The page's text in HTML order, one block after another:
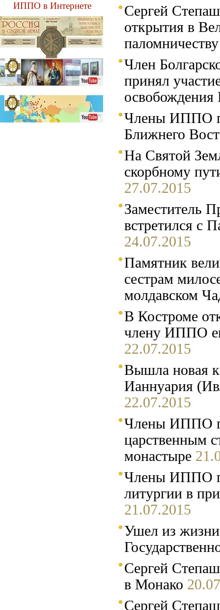
ИППО в Интернете
Сергей
открытия в
паломничеству
Член
принял
освобождения
Члены ИППО
Ближнего
На Святой
скорбному
27.07.2015
Заместитель
встретился с
24.07.2015
Памятник
сестрам
молдавском
В Костроме
члену ИППО
22.07.2015
Вышла новая
Ианнуария
22.07.2015
Члены ИППО
царственным
монастыре
Члены ИППО
литургии в
21.07.2015
Ушел из
Сергей
в Монако
Сергей